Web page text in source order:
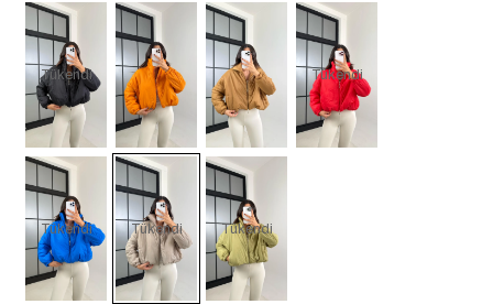
Tükendi Tükendi
Tükendi Tükendi Tükendi